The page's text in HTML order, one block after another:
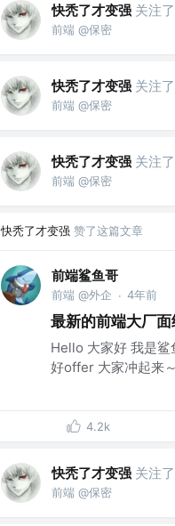
快秃了才变强 关注了
前端 @保密
快秃了才变强 关注了
前端 @保密
快秃了才变强 关注了
前端 @保密
快秃了才变强 赞了这篇文章
前端鲨鱼哥
前端 @外企 · 4年前
最新的前端大厂面
Hello 大家好 我是鲨
好offer 大家冲起来
4.2k
快秃了才变强 关注了
前端 @保密